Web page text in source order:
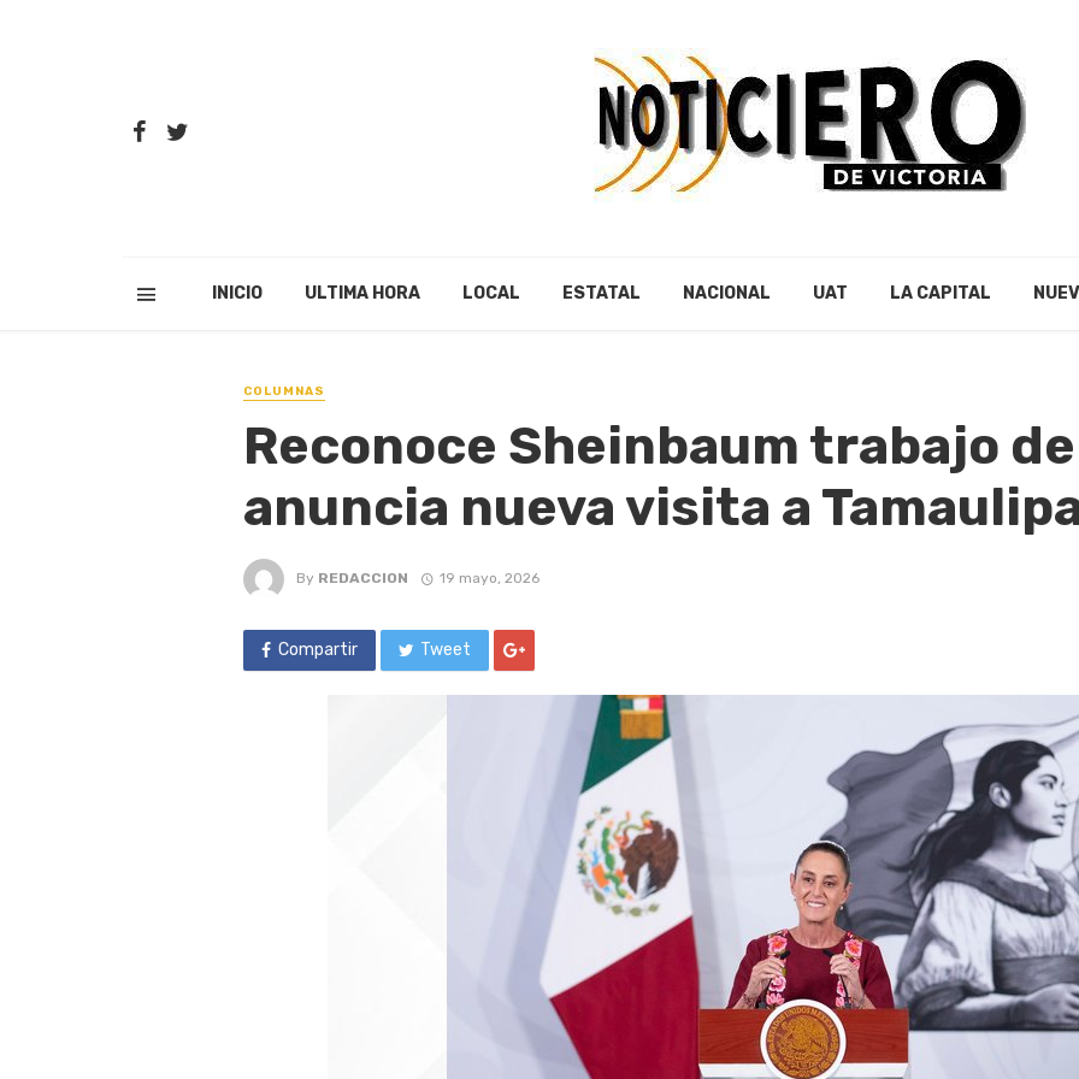
INICIO ULTIMA HORA LOCAL ESTATAL NACIONAL UAT LA CAPITAL
COLUMNAS
Reconoce Sheinbaum trabajo
anuncia nueva visita a
By REDACCION 19 mayo, 2026
Compartir Tweet